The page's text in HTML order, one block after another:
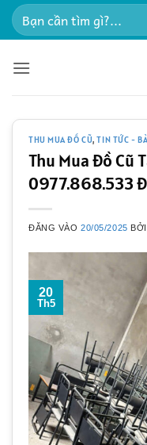
Bỏ
qua
dung
Tìm
kiếm:
THU MUA ĐỒ CŨ,TIN TỨC -
Thu Mua Đồ Cũ
0977.868.533
ĐĂNG VÀO20/05/2025
20
Th5